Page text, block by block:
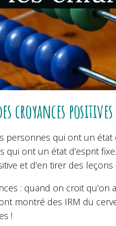
croyances positives
personnes qui ont un
ont un état d’esprit
et d’en tirer des leçons
: quand on croit qu’on
montré des IRM du
!